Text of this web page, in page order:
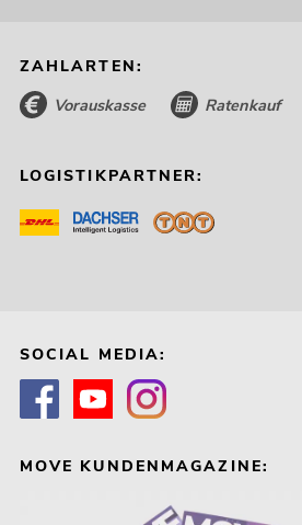
OMNITRONIC ODP-208
Installationslautsprecher 16 Ohm
schwarz
219,00
ZAHLARTEN:
Vorauskasse Ratenkauf
LOGISTIKPARTNER:
SOCIAL MEDIA:
MOVE KUNDENMAGAZINE: